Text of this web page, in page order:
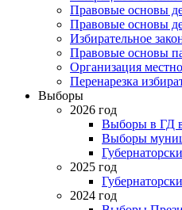
Правовые основы
Правовые основы
Избирательное
Правовые основы
Организация
Перенарезка
Выборы
2026 год
Выборы в ГД
Выборы
2025 год
2024 год